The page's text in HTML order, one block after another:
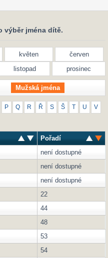
výběr jména dítě.
květen
červen
listopad prosinec
Mužská jména
P Q R Ř S Š U V
Pořadí
není dostupné
není dostupné
není dostupné
22
44
48
53
54